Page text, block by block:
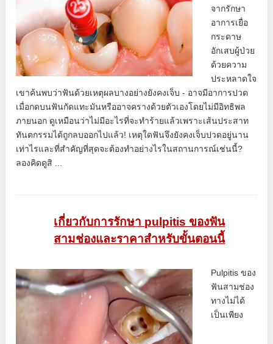
จากรักษา
อาการเยื่อ
กระดาษ
อักเสบผู้ป่วย
ด้วยความ
ประหลาดใจ
เขาค้นพบว่าฟันด้วยเหตุผลบางอย่างยังคงเจ็บ - อาจมีอาการปวด
เมื่อกดบนฟันกัดแทะมันหรืออาจครางด้วยตัวเองโดยไม่มีอิทธิพล
ภายนอก ดูเหมือนว่าไม่มีอะไรที่จะทำร้ายแล้วเพราะเส้นประสาท
ทันตกรรมได้ถูกลบออกไปแล้ว! เหตุใดฟันจึงยังคงเจ็บปวดอยู่นาน
เท่าไรและที่สำคัญที่สุดจะต้องทำอย่างไรในสถานการณ์เช่นนี้?
ลองคิดดูสิ ...
เกี่ยวกับการรักษา pulpitis ของฟัน
สามช่องและราคาสำหรับขั้นตอนนี้
Pulpitis ของ
ฟันสามช่อง
ทางไม่ได้
เป็นเพียง